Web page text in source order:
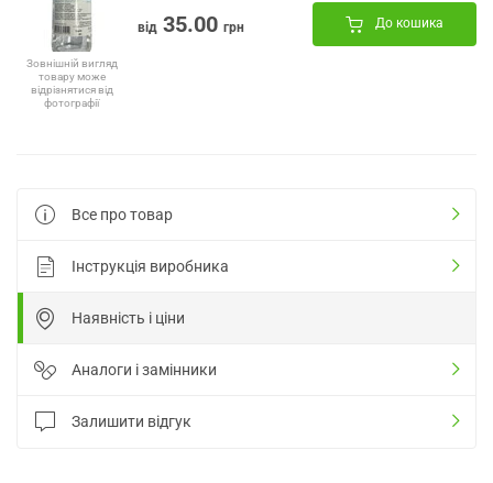
Зовнішній вигляд
товару може
відрізнятися від
фотографії
від 35.00 грн До кошика
Все про товар
Інструкція виробника
Наявність і ціни
Аналоги і замінники
Залишити відгук